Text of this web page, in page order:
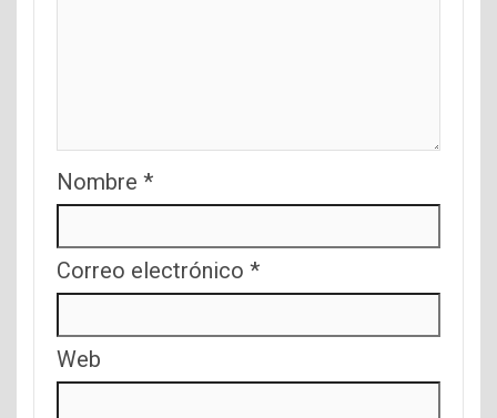
Nombre *
Correo electrónico *
Web